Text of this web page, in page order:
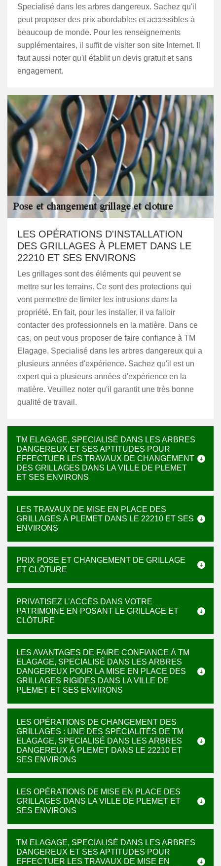
Specialisé dans les arbres dangereux. Sachez qu'il
peut proposer des prix abordables et accessibles à
beaucoup de monde. Pour les renseignements
supplémentaires, il suffit de visiter son site Internet. Il
faut aussi noter qu'il établit un devis gratuit et sans
engagement.
LES OPÉRATIONS D'INSTALLATION
DES GRILLAGES À PLEMET DANS LE
22210 ET SES ENVIRONS
Les grillages sont des éléments qui peuvent se
mettre sur les terrains. Ce sont des protections qui
vont permettre de limiter les intrusions dans la
propriété. En fait, pour les installer, il va falloir
contacter des professionnels en la matière. Dans ce
cas, on peut vous proposer de faire confiance à TM
Elagage, Specialisé dans les arbres dangereux qui a
plusieurs années d'expérience. Sachez qu'il est un
expert qui a plusieurs années d'expérience en la
matière. Veuillez noter qu'il garantit une très bonne
qualité de travail.
TM ELAGAGE, SPECIALISÉ DANS LES ARBRES
DANGEREUX ET SES APTITUDES POUR
EFFECTUER LES TRAVAUX DE CHANGEMENT
DES GRILLAGES DANS LA VILLE DE PLEMET
ET SES ENVIRONS
LES TRAVAUX DE MISE EN PLACE DES
GRILLAGES À PLEMET DANS LE 22210 ET SES
ENVIRONS
PRIX POSE ET CHANGEMENT DE GRILLAGE
ET CLÔTURE
PRIVATISEZ L’ACCÈS DANS VOTRE
PATRIMOINE EN POSANT LE GRILLAGE ET
CLÔTURE
LES AVANTAGES DE FAIRE CONFIANCE À TM
ELAGAGE, SPECIALISÉ DANS LES ARBRES
DANGEREUX POUR LA MISE EN PLACE DES
GRILLAGES RIGIDES DANS LA VILLE DE
PLEMET ET SES ENVIRONS
LES OPÉRATIONS DE CHANGEMENT DES
GRILLAGES : UNE DES SPÉCIALITÉS DE TM
ELAGAGE, SPECIALISÉ DANS LES ARBRES
DANGEREUX À PLEMET DANS LE 22210 ET
SES ENVIRONS
LES OPÉRATIONS DE MISE EN PLACE DES
GRILLAGES DANS LA VILLE DE PLEMET ET
SES ENVIRONS
TM ELAGAGE, SPECIALISÉ DANS LES ARBRES
DANGEREUX ET SES APTITUDES POUR
EFFECTUER LES TRAVAUX DE MISE EN